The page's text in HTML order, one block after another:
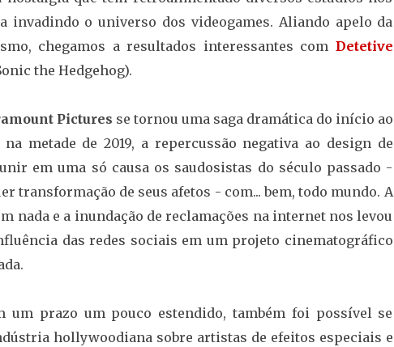
invadindo o universo dos videogames. Aliando apelo da
chegamos a resultados interessantes com Detetive
the Hedgehog).
Pictures se tornou uma saga dramática do início ao
metade de 2019, a repercussão negativa ao design de
em uma só causa os saudosistas do século passado -
transformação de seus afetos - com... bem, todo mundo. A
nada e a inundação de reclamações na internet nos levou
das redes sociais em um projeto cinematográfico
um prazo um pouco estendido, também foi possível se
hollywoodiana sobre artistas de efeitos especiais e